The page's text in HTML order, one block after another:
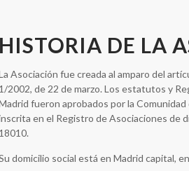
HISTORIA DE LA
Asociación fue creada al amparo del
1/2002, de 22 de marzo. Los estatutos y
fueron aprobados por la
en el Registro de Asociaciones de
18010.
domicilio social está en Madrid capital, en